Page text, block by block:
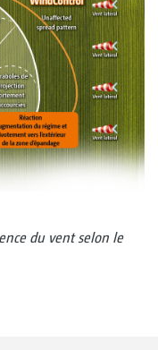
du vent selon le